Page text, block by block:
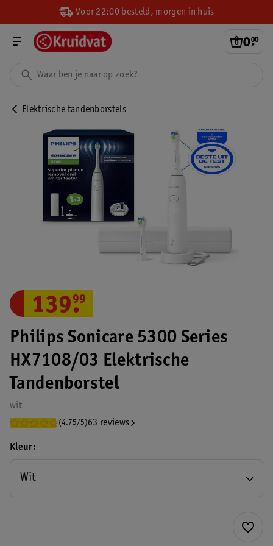
Voor 22:00 besteld, morgen in huis
0.
00
Elektrische tandenborstels
Philips Sonicare 5300 Series
HX7108/03 Elektrische
Tandenborstel
wit
(4.75/5)63 reviews
139.
99
Kleur
Wit